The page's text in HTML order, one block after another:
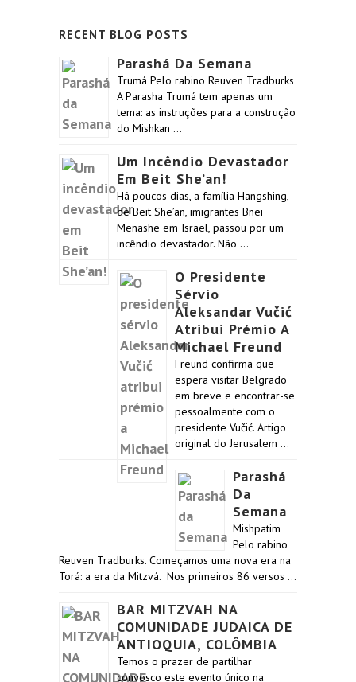
RECENT BLOG POSTS
Parashá Da Semana
Trumá Pelo rabino Reuven Tradburks
A Parasha Trumá tem apenas um
tema: as instruções para a construção
do Mishkan …
Um Incêndio Devastador
Em Beit She’an!
Há poucos dias, a família Hangshing,
de Beit She’an, imigrantes Bnei
Menashe em Israel, passou por um
incêndio devastador. Não …
O Presidente
Sérvio
Aleksandar Vučić
Atribui Prémio A
Michael Freund
Freund confirma que
espera visitar Belgrado
em breve e encontrar-se
pessoalmente com o
presidente Vučić. Artigo
original do Jerusalem …
Parashá
Da
Semana
Mishpatim
Pelo rabino
Reuven Tradburks. Começamos uma nova era na
Torá: a era da Mitzvá. Nos primeiros 86 versos …
BAR MITZVAH NA
COMUNIDADE JUDAICA DE
ANTIOQUIA, COLÔMBIA
Temos o prazer de partilhar
convosco este evento único na